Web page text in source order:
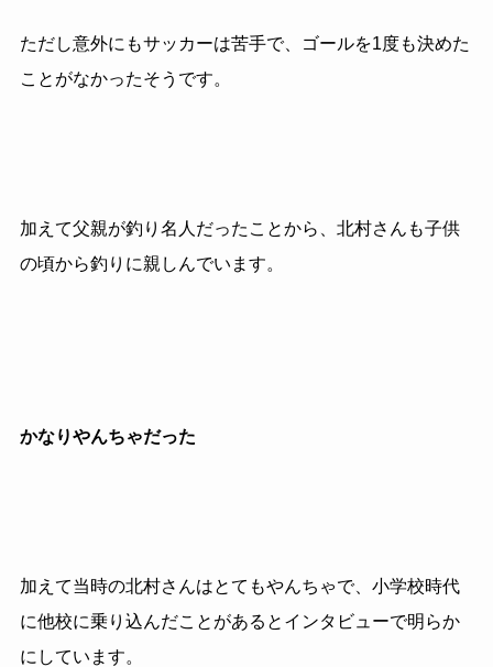
ただし意外にもサッカーは苦手で、ゴールを1度も決めた
ことがなかったそうです。
加えて父親が釣り名人だったことから、北村さんも子供
の頃から釣りに親しんでいます。
かなりやんちゃだった
加えて当時の北村さんはとてもやんちゃで、小学校時代
に他校に乗り込んだことがあるとインタビューで明らか
にしています。